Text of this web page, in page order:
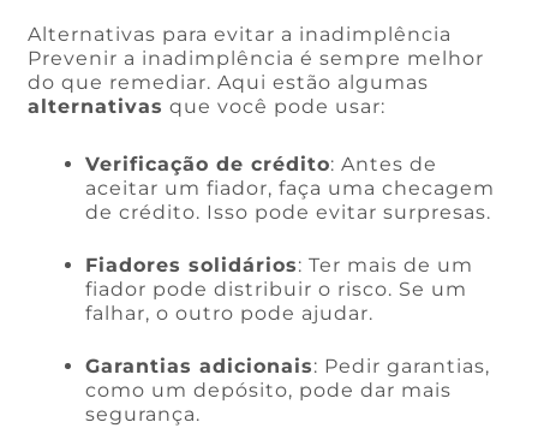
Alternativas para evitar a inadimplência
Prevenir a inadimplência é sempre melhor
do que remediar. Aqui estão algumas
alternativas que você pode usar:
Verificação de crédito: Antes de
aceitar um fiador, faça uma checagem
de crédito. Isso pode evitar surpresas.
Fiadores solidários: Ter mais de um
fiador pode distribuir o risco. Se um
falhar, o outro pode ajudar.
Garantias adicionais: Pedir garantias,
como um depósito, pode dar mais
segurança.